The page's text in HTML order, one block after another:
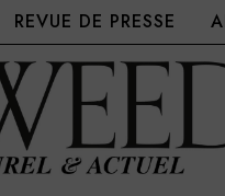
REVUE DE PRESSE